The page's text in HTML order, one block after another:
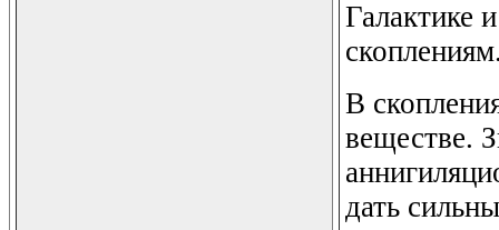
Галактике
В
веществе.
дать